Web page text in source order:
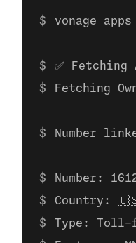
vonage
✅ Fetching
Fetching
Number
Number:
Country:
Type: Toll-